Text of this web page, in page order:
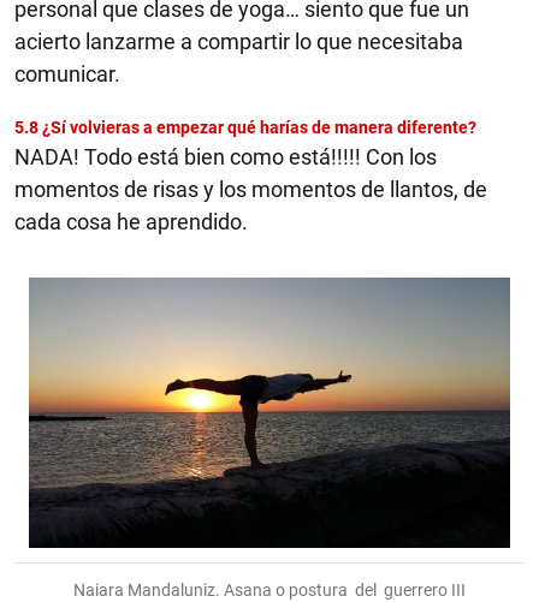
personal que clases de yoga… siento que fue un
acierto lanzarme a compartir lo que necesitaba
comunicar.
5.8 ¿Sí volvieras a empezar qué harías de manera diferente?
NADA! Todo está bien como está!!!!! Con los
momentos de risas y los momentos de llantos, de
cada cosa he aprendido.
Naiara Mandaluniz. Asana o postura del guerrero III